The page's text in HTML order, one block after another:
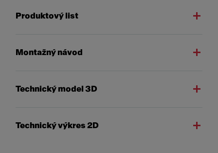
Produktový list
Montažný návod
Technický model 3D
Technický výkres 2D